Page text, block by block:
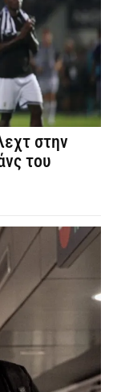
στην
του